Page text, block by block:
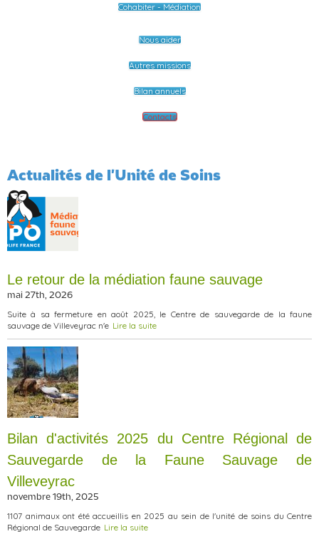
Cohabiter - Médiation
Nous aider
Autres missions
Bilan annuels
Contacts
Actualités de l'Unité de Soins
Le retour de la médiation faune sauvage
mai 27th, 2026
Suite à sa fermeture en août 2025, le Centre de sauvegarde de la faune
sauvage de Villeveyrac n'e Lire la suite
Bilan d'activités 2025 du Centre Régional de
Sauvegarde de la Faune Sauvage de
Villeveyrac
novembre 19th, 2025
1107 animaux ont été accueillis en 2025 au sein de l'unité de soins du Centre
Régional de Sauvegarde Lire la suite